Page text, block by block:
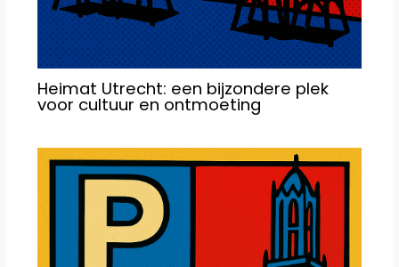
Heimat Utrecht: een bijzondere plek
voor cultuur en ontmoeting